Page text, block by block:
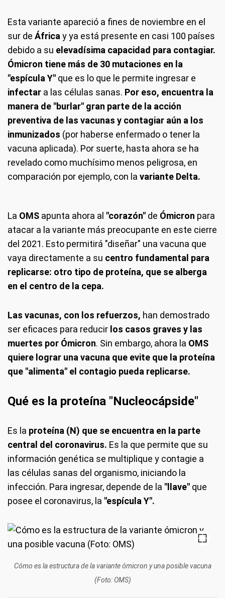
Esta variante apareció a fines de noviembre en el
sur de África y ya está presente en casi 100 países
debido a su elevadísima capacidad para contagiar.
Ómicron tiene más de 30 mutaciones en la
"espícula Y" que es lo que le permite ingresar e
infectar a las células sanas. Por eso, encuentra la
manera de "burlar" gran parte de la acción
preventiva de las vacunas y contagiar aún a los
inmunizados (por haberse enfermado o tener la
vacuna aplicada). Por suerte, hasta ahora se ha
revelado como muchísimo menos peligrosa, en
comparación por ejemplo, con la variante Delta.
La OMS apunta ahora al "corazón" de Ómicron para
atacar a la variante más preocupante en este cierre
del 2021. Esto permitirá "diseñar" una vacuna que
vaya directamente a su centro fundamental para
replicarse: otro tipo de proteína, que se alberga
en el centro de la cepa.
Las vacunas, con los refuerzos, han demostrado
ser eficaces para reducir los casos graves y las
muertes por Ómicron. Sin embargo, ahora la OMS
quiere lograr una vacuna que evite que la proteína
que "alimenta" el contagio pueda replicarse.
Qué es la proteína "Nucleocápside"
Es la proteína (N) que se encuentra en la parte
central del coronavirus. Es la que permite que su
información genética se multiplique y contagie a
las células sanas del organismo, iniciando la
infección. Para ingresar, depende de la "llave" que
posee el coronavirus, la "espícula Y".
Cómo es la estructura de la variante ómicron y una posible vacuna
(Foto: OMS)